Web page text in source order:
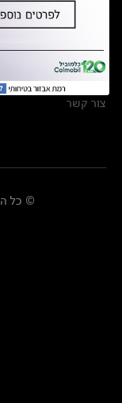
מצאו אותנו
אולמות תצוגה
מרכזי שירות
צור קשר
© כל